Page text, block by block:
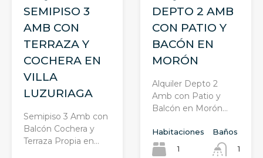
SEMIPISO 3
AMB CON
TERRAZA Y
COCHERA EN
VILLA
LUZURIAGA
Semipiso 3 Amb con
Balcón Cochera y
Terraza Propia en…
DEPTO 2 AMB
CON PATIO Y
BACÓN EN
MORÓN
Alquiler Depto 2
Amb con Patio y
Balcón en Morón…
Habitaciones
1
Baños
1